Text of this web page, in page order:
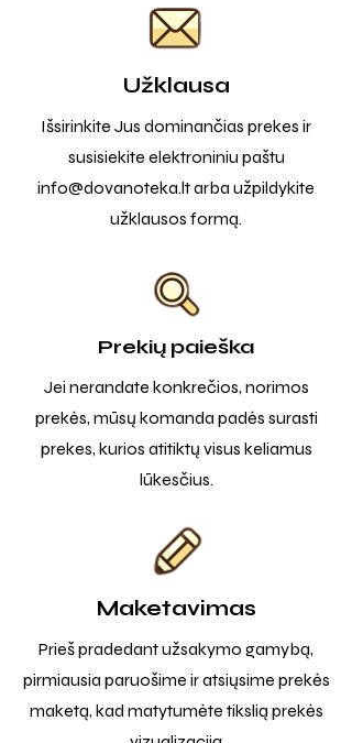
Užklausa
Išsirinkite Jus dominančias prekes ir
susisiekite elektroniniu paštu
info@dovanoteka.ltarba užpildykite
užklausos formą.
Prekių paieška
Jei nerandate konkrečios, norimos
prekės, mūsų komanda padės surasti
prekes, kurios atitiktų visus keliamus
lūkesčius.
Maketavimas
Prieš pradedant užsakymo gamybą,
pirmiausia paruošime ir atsiųsime prekės
maketą, kad matytumėte tikslią prekės